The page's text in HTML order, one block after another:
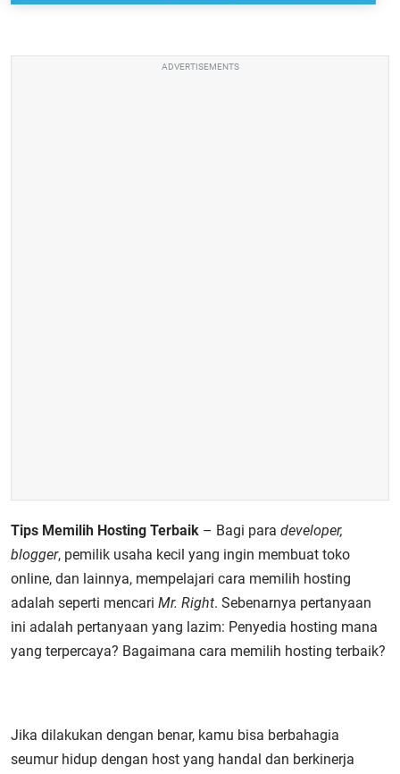
ADVERTISEMENTS
Tips Memilih Hosting Terbaik – Bagi para developer,
blogger, pemilik usaha kecil yang ingin membuat toko
online, dan lainnya, mempelajari cara memilih hosting
adalah seperti mencari Mr. Right. Sebenarnya pertanyaan
ini adalah pertanyaan yang lazim: Penyedia hosting mana
yang terpercaya? Bagaimana cara memilih hosting terbaik?
Jika dilakukan dengan benar, kamu bisa berbahagia
seumur hidup dengan host yang handal dan berkinerja